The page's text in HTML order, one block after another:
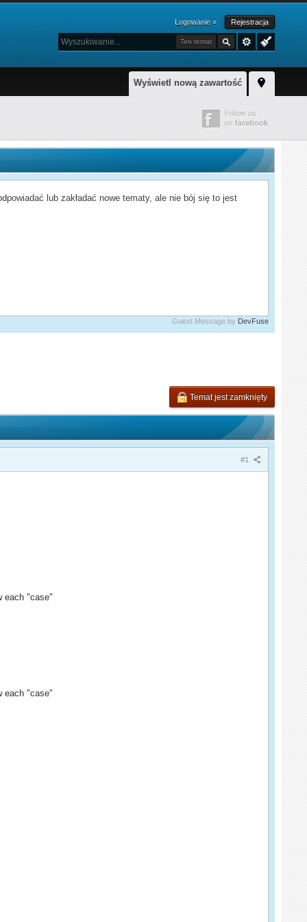
Logowanie » Rejestracja
Ten temat
Wyświetl nową zawartość
lub zakładać nowe tematy, ale nie bój się to jest
Guest Message by DevFuse
Temat jest zamknięty
#1
each "case"
each "case"